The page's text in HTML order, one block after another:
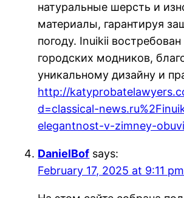
натуральные шерсть и
материалы, гарантируя
погоду. Inuikii
городских модников,
уникальному дизайну и
http://
d=classical-
elegantnost-v-zimney-
DanielBof says:
February 17, 2025 at 9:11 pm